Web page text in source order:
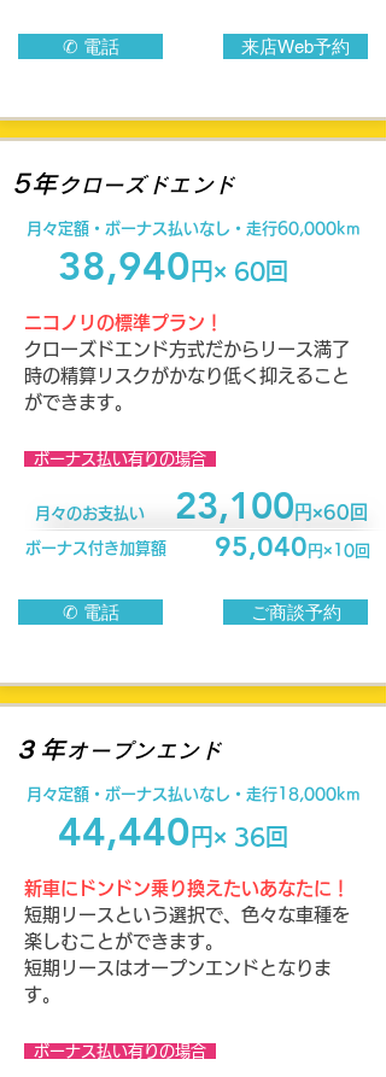
✆ 電話 来店Web予約
5年クローズドエンド
月々定額・​ボーナス払いなし・走行60,000km
38,940 円× 60回
ニコノリの標準プラン！
クローズドエンド方式だからリース満了
時の精算リスクがかなり低く抑えること
ができます。
ボーナス払い有りの場合
23,100 円×60回
月々のお支払い
ボーナス付き加算額 95,040 円×10回
✆ 電話 ご商談予約
３年オープンエンド
月々定額・​ボーナス払いなし・走行18,000km
44,440 円× 36回
新車にドンドン乗り換えたいあなたに！
短期リースという選択で、色々な車種を
楽しむことができます。
​短期リースはオープンエンドとなりま
す。
ボーナス払い有りの場合